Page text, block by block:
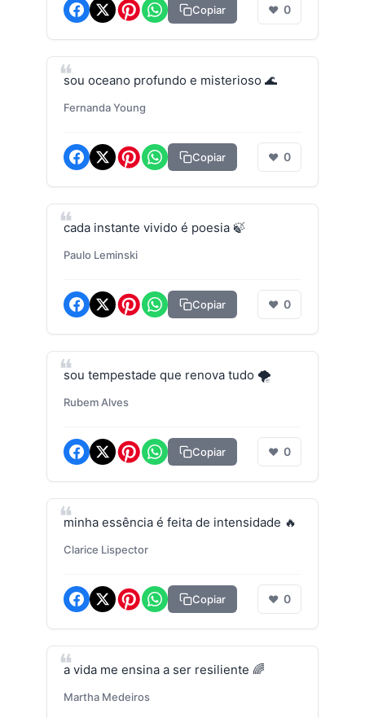
Copiar ❤ 0
sou oceano profundo e misterioso 🌊
Fernanda Young
Copiar ❤ 0
cada instante vivido é poesia 🍃
Paulo Leminski
Copiar ❤ 0
sou tempestade que renova tudo 🌪️
Rubem Alves
Copiar ❤ 0
minha essência é feita de intensidade 🔥
Clarice Lispector
Copiar ❤ 0
a vida me ensina a ser resiliente 🌈
Martha Medeiros